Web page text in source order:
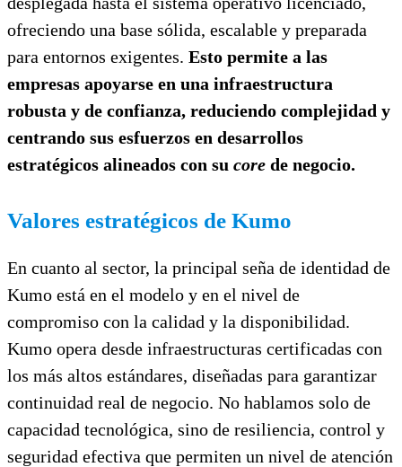
ofreciendo una base sólida, escalable y preparada
para entornos exigentes. Esto permite a las
empresas apoyarse en una infraestructura
robusta y de confianza, reduciendo complejidad y
centrando sus esfuerzos en desarrollos
estratégicos alineados con su core de negocio.
Valores estratégicos de Kumo
En cuanto al sector, la principal seña de identidad de
Kumo está en el modelo y en el nivel de
compromiso con la calidad y la disponibilidad.
Kumo opera desde infraestructuras certificadas con
los más altos estándares, diseñadas para garantizar
continuidad real de negocio. No hablamos solo de
capacidad tecnológica, sino de resiliencia, control y
seguridad efectiva que permiten un nivel de atención